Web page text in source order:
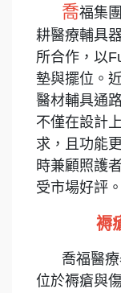
喬福集
耕醫療輔具
所合作，以
墊與擺位。
醫材輔具通
不僅在設計
求，且功能
時兼顧照護
受市場好評。
褥
喬福醫
位於褥瘡與